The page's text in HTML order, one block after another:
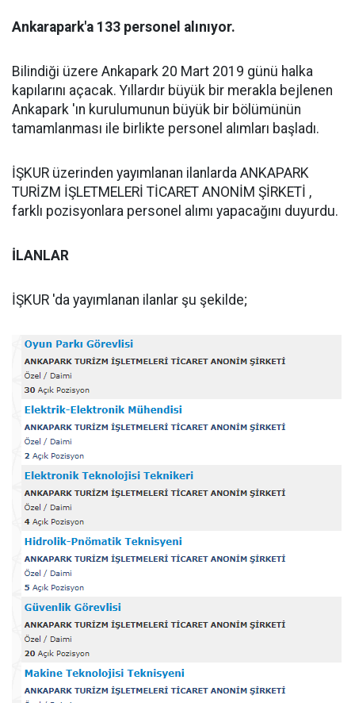
Ankarapark'a 133 personel alınıyor.
Bilindiği üzere Ankapark 20 Mart 2019 günü halka
kapılarını açacak. Yıllardır büyük bir merakla bejlenen
Ankapark 'ın kurulumunun büyük bir bölümünün
tamamlanması ile birlikte personel alımları başladı.
İŞKUR üzerinden yayımlanan ilanlarda ANKAPARK
TURİZM İŞLETMELERİ TİCARET ANONİM ŞİRKETİ ,
farklı pozisyonlara personel alımı yapacağını duyurdu.
İLANLAR
İŞKUR 'da yayımlanan ilanlar şu şekilde;